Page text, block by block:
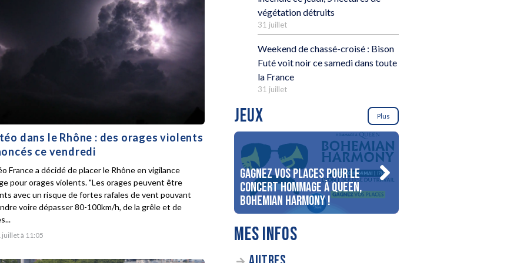
dans le Rhône : des orages violents
ce vendredi
juillet à 11:05
France a décidé de placer le Rhône en vigilance
pour orages violents. "Les orages peuvent être
avec un risque de fortes rafales de vent pouvant
voire dépasser 80-100km/h, de la grêle et de
végétation détruits
31 juillet
Weekend de chassé-croisé : Bison
Futé voit noir ce samedi dans toute
la France
31 juillet
JEUX Plus
Gagnez vos places pour le
concert Hommage à Queen,
Bohemian Harmony !
MES INFOS